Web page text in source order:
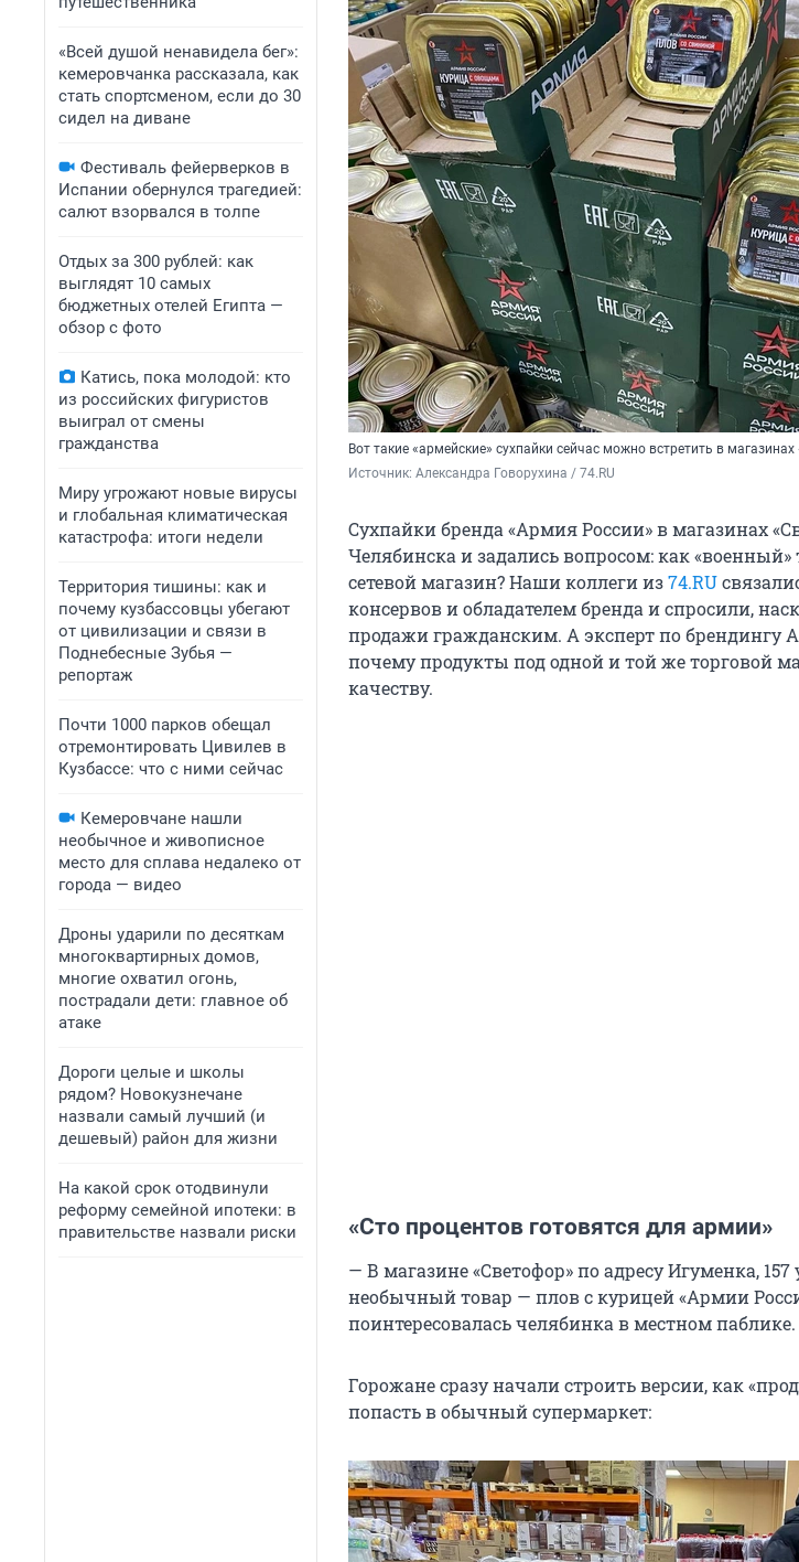
«Всей душой ненавидела бег»:
кемеровчанка рассказала, как
стать спортсменом, если до 30
сидел на диване
Фестиваль фейерверков в
Испании обернулся трагедией:
салют взорвался в толпе
Отдых за 300 рублей: как
выглядят 10 самых
бюджетных отелей Египта —
обзор с фото
Катись, пока молодой: кто
из российских фигуристов
выиграл от смены
гражданства
Миру угрожают новые вирусы
и глобальная климатическая
катастрофа: итоги недели
Территория тишины: как и
почему кузбассовцы убегают
от цивилизации и связи в
Поднебесные Зубья —
репортаж
Почти 1000 парков обещал
отремонтировать Цивилев в
Кузбассе: что с ними сейчас
Кемеровчане нашли
необычное и живописное
место для сплава недалеко от
города — видео
Дроны ударили по десяткам
многоквартирных домов,
многие охватил огонь,
пострадали дети: главное об
атаке
Дороги целые и школы
рядом? Новокузнечане
назвали самый лучший (и
дешевый) район для жизни
На какой срок отодвинули
реформу семейной ипотеки: в
правительстве назвали риски
Вот такие «армейские» сухпайки сейчас можно встретить в
Источник: Александра Говорухина / 74.RU
Сухпайки бренда «Армия России» в магазинах
Челябинска и задались вопросом: как
сетевой магазин? Наши коллеги из74.RU
консервов и обладателем бренда и спросили,
продажи гражданским. А эксперт по брендингу
почему продукты под одной и той же торговой
качеству.
«Сто процентов готовятся для армии»
— В магазине «Светофор» по адресу Игуменка,
необычный товар — плов с курицей «Армии
поинтересовалась челябинка в местном паблике.
Горожане сразу начали строить версии, как
попасть в обычный супермаркет: